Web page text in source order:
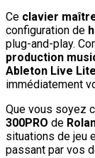
Ce clavier
configuration de
plug-and-play.
production
Ableton Live Lite
immédiatement
Que vous soyez
300PRO de
situations de jeu
passant par vos